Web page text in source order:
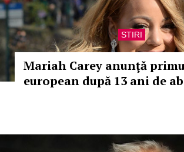
STIRI
Mariah Carey anunţă
european după 13 ani de